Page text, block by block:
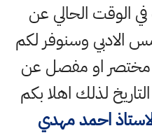
في الوقت الحالي عن
الادبي وسنوفر لكم
او مفصل عن
لذلك اهلا بكم
احمد مهدي